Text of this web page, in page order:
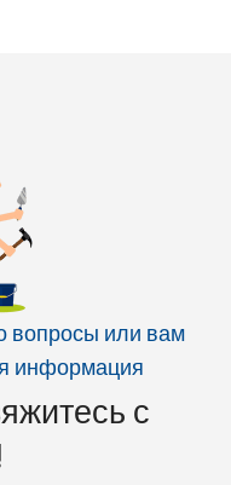
вопросы или вам
информация
с